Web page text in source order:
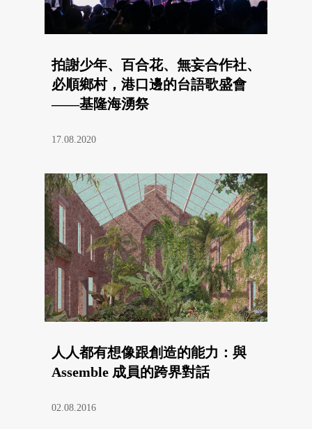
拍謝少年、百合花、無妄合作社、
必順鄉村，港口邊的台語歌盛會
——基隆海湧祭
17.08.2020
人人都有想像跟創造的能力：與
Assemble 成員的跨界對話
02.08.2016